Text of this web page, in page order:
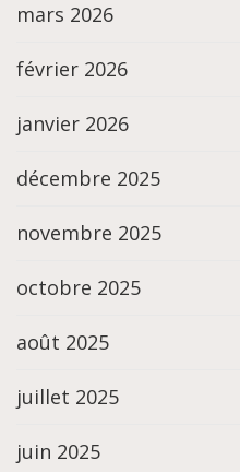
mars 2026
février 2026
janvier 2026
décembre 2025
novembre 2025
octobre 2025
août 2025
juillet 2025
juin 2025